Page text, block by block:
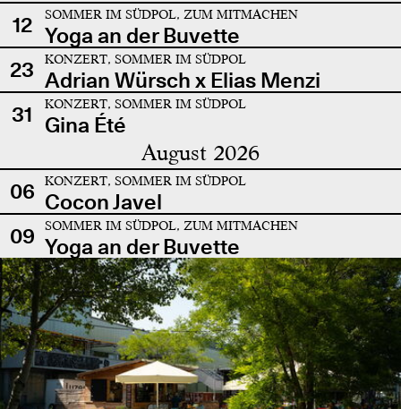
12 SOMMER IM SÜDPOL, ZUM MITMACHEN
Yoga an der Buvette
23
KONZERT, SOMMER IM SÜDPOL
Adrian Würsch x Elias Menzi
31
KONZERT, SOMMER IM SÜDPOL
Gina Été
August 2026
06 KONZERT, SOMMER IM SÜDPOL
Cocon Javel
09
SOMMER IM SÜDPOL, ZUM MITMACHEN
Yoga an der Buvette